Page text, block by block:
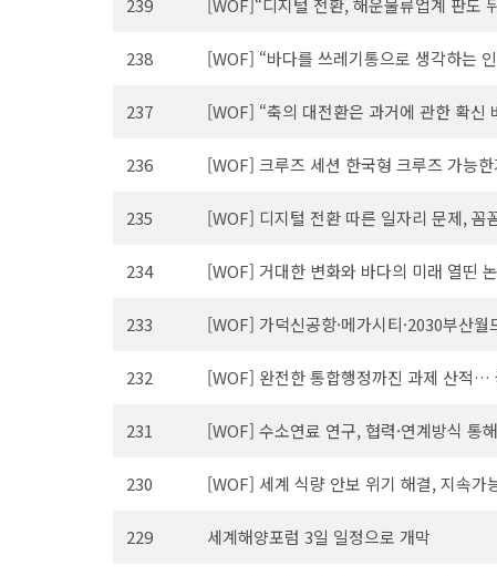
238 [WOF] “바다를 쓰레기통으로 생각하는
237 [WOF] “축의 대전환은 과거에 관한 확신
236 [WOF] 크루즈 세션 한국형 크루즈 가능
235 [WOF] 디지털 전환 따른 일자리 문제, 꼼
234 [WOF] 거대한 변화와 바다의 미래 열띤
233 [WOF] 가덕신공항·메가시티·2030부산
232 [WOF] 완전한 통합행정까진 과제 산적…
231 [WOF] 수소연료 연구, 협력·연계방식 통
230 [WOF] 세계 식량 안보 위기 해결, 지속가
229 세계해양포럼 3일 일정으로 개막